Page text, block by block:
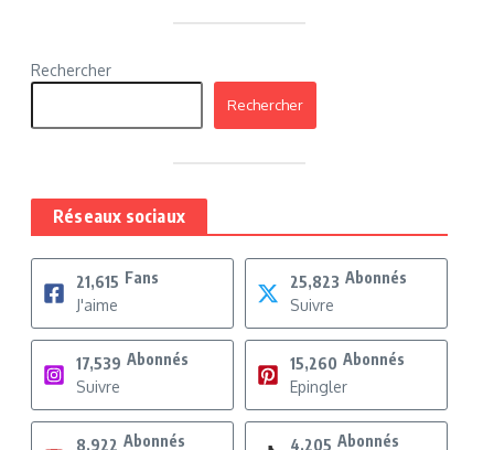
Rechercher
Rechercher
Réseaux sociaux
21,615 Fans
J'aime
25,823 Abonnés
Suivre
17,539 Abonnés
Suivre
15,260 Abonnés
Epingler
8,922 Abonnés 4,205 Abonnés